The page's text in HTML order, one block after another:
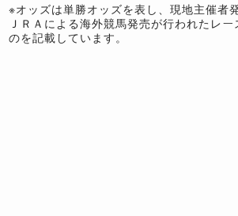
※オッズは単勝オッズを表し、現地主催者
ＪＲＡによる海外競馬発売が行われたレ
のを記載しています。